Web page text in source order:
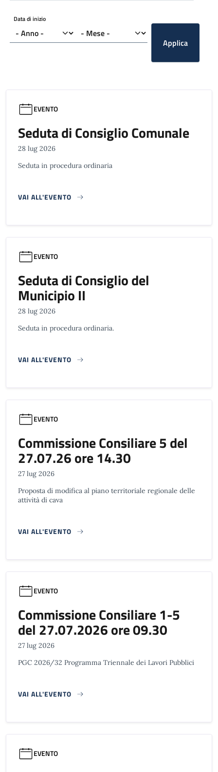
Data di inizio
Applica
EVENTO
Seduta di Consiglio Comunale
28 lug 2026
Seduta in procedura ordinaria
VAI ALL'EVENTO
EVENTO
Seduta di Consiglio del
Municipio II
28 lug 2026
Seduta in procedura ordinaria.
VAI ALL'EVENTO
EVENTO
Commissione Consiliare 5 del
27.07.26 ore 14.30
27 lug 2026
Proposta di modifica al piano territoriale regionale delle
attività di cava
VAI ALL'EVENTO
EVENTO
Commissione Consiliare 1-5
del 27.07.2026 ore 09.30
27 lug 2026
PGC 2026/32 Programma Triennale dei Lavori Pubblici
VAI ALL'EVENTO
EVENTO